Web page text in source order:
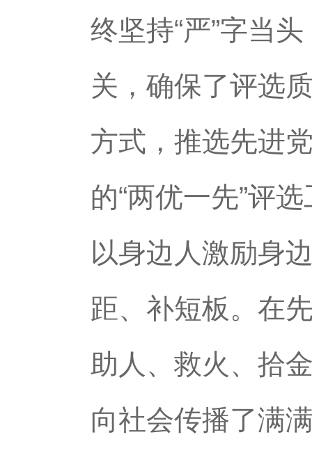
终坚持“严”字当
关，确保了评选
方式，推选先进
的“两优一先”评
以身边人激励身
距、补短板。在
助人、救火、拾
向社会传播了满